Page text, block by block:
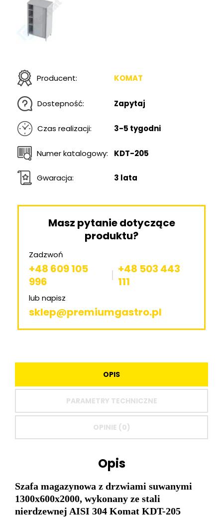
Producent: KOMAT
Dostepność: Zapytaj
Czas realizacji: 3-5 tygodni
Numer katalogowy: KDT-205
Gwaracja: 3 lata
Masz pytanie dotyczące
produktu?
Zadzwoń
+48 609 105
996
+48 503 443
111
lub napisz
sklep@premiumgastro.pl
OPIS
PARAMETRY TECHNICZNE
OPINIE (0)
Opis
Szafa magazynowa z drzwiami suwanymi
1300x600x2000, wykonany ze stali
nierdzewnej AISI 304 Komat KDT-205